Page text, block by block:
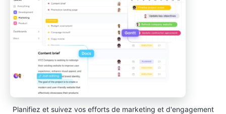
Planifiez et suivez vos efforts de marketing et d'engagement